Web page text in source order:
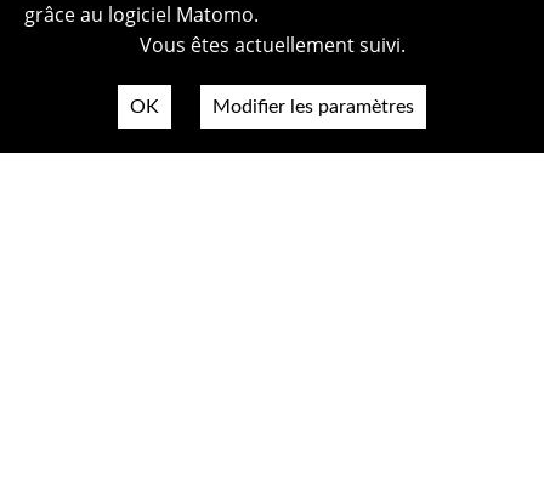
grâce au logiciel Matomo.
Vous êtes actuellement suivi.
OK Modifier les paramètres